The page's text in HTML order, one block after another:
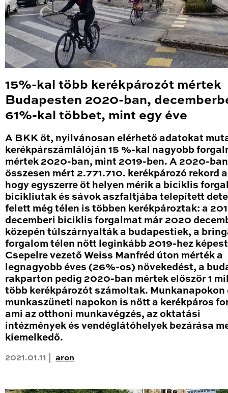
15%-kal több kerékpározót mértek
Budapesten 2020-ban,
61%-kal többet, mint egy éve
A BKK öt, nyilvánosan elérhető adatokat
kerékpárszámlálóján 15 %-kal nagyobb
mértek 2020-ban, mint 2019-ben. A 2020-ban
összesen mért 2.771.710. kerékpározó rekord
hogy egyszerre öt helyen mérik a biciklis
bicikliutak és sávok aszfaltjába telepített
felett még télen is többen kerékpároztak: a
decemberi biciklis forgalmat már 2020
közepén túlszárnyalták a budapestiek, a
forgalom télen nőtt leginkább 2019-hez
Csepelre vezető Weiss Manfréd úton mérték a
legnagyobb éves (26%-os) növekedést, a
rakparton pedig 2020-ban mértek először 1
több kerékpározót számoltak. Munkanapokon
munkaszüneti napokon is nőtt a kerékpáros
ami az otthoni munkavégzés, az oktatási
intézmények és vendéglátóhelyek bezárása
kiemelkedő.
2021.01.11 | aron